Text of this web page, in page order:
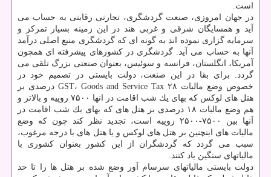
است.
در جهان امروزی، صنعت گردشگری، تجارتی رقابتی به حساب می
آید و همسایگان شرقی و غربی هند در این زمینه بسیار تمركز و
سرمایه گزاری نموده اند به گونه ای كه گردشگری منبع اصلی درآمد
آنها به حساب می آید. گردشگری در كشورهای پیشرفته ای همچون
آمریكا، انگلستان، فرانسه و سوئیس، بعنوان صنعتی بزرگ تلقی می
گردد. برای بقا در این صنعت، دولت بایستی در تصمیم خود در
خصوص وضع مالیات GST، Goods and Service Tax ۲۸ درصدی بر
هتل های لوكس كه بهای یك شب اقامت در انها ۷۵۰۰ روپیه و بالاتر و
هم وضع مالیات ۱۸ درصدی بر هتل های كه بهای یك شب اقامت در
آنها بین ۷۵۰۰-۲۵۰۰ روپیه است، تجدید نظر كند چون كه وضع
مالیات های اینچنین بر هتل های لوكس و یا هتل های با درجه مرغوب،
سبب می گردد كه گردشگران از این كشور بعنوان كشوری با
مالیاتهای سنگین یاد كنند.
دولت بایستی مالیاتهای سرسام آور وضع شده بر هتل ها را تا حد